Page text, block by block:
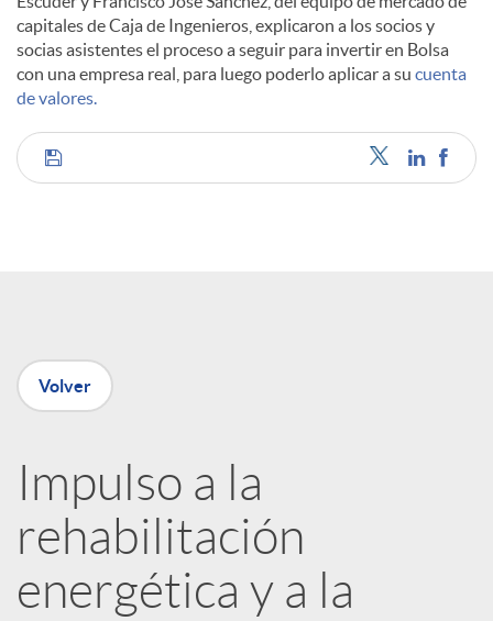
capitales de Caja de Ingenieros, explicaron a los socios y
socias asistentes el proceso a seguir para invertir en Bolsa
con una empresa real, para luego poderlo aplicar a su cuenta
de valores.
C
p
a
r
Volver
Impulso a la
rehabilitación
energética y a la